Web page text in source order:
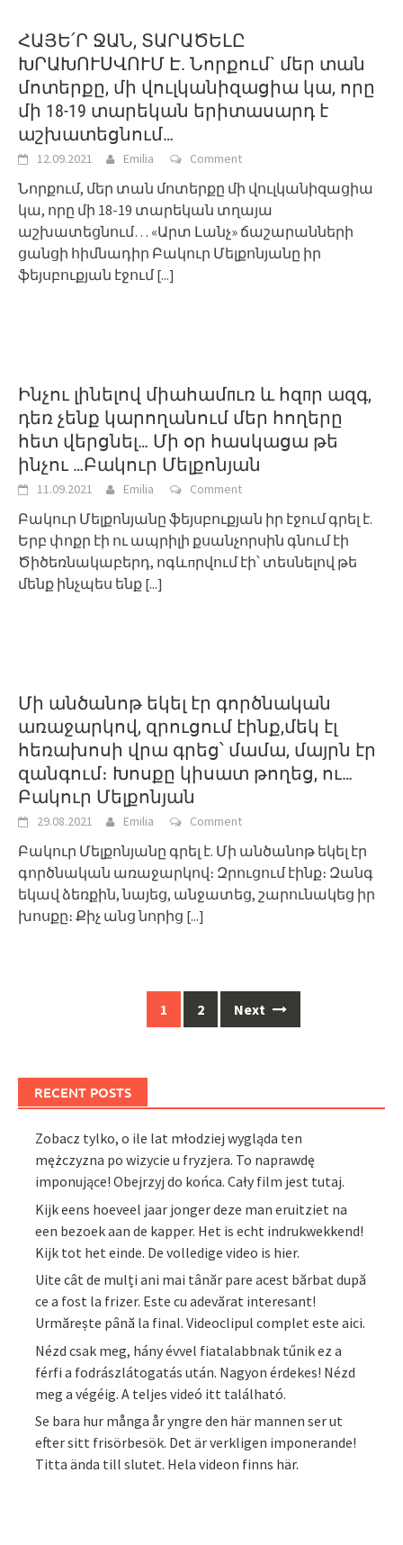
ՀԱՅԵ՛Ր ՋԱՆ, ՏԱՐԱԾԵԼԸ
ԽՐԱԽՈՒՍՎՈՒՄ Է. Նորքում` մեր տան
մոտերքը, մի վուլկանիզացիա կա, որը
մի 18-19 տարեկան երիտասարդ է
աշխատեցնում…
12.09.2021 Emilia Comment
Նորքում, մեր տան մոտերքը մի վուլկանիզացիա
կա, որը մի 18-19 տարեկան տղայա
աշխատեցնում… «Արտ Լանչ» ճաշարանների
ցանցի հիմնադիր Բակուր Մելքոնյանը իր
ֆեյսբուքյան էջում[...]
Ինչու լինելով միահամпւռ և հզпր ազգ,
դեռ չենք կարողանում մեր հողերը
հետ վերցնել… Մի օր հասկացա թե
ինչու …Բակուր Մելքոնյան
11.09.2021 Emilia Comment
Բակուր Մելքոնյանը ֆեյսբուքյան իր էջում գրել է.
Երբ փոքր էի ու ապրիլի քսանչորսին գնում էի
Ծիծեռնակաբերդ, ոգևпրվում էի՝ տեսնելով թե
մենք ինչպես ենք [...]
Մի անծանոթ եկել էր գործնական
առաջարկով, զրուցում էինք,մեկ էլ
հեռախոսի վրա գրեց՝ մամա, մայրն էր
զանգում։ Խոսքը կիսատ թողեց, ու…
Բակուր Մելքոնյան
29.08.2021 Emilia Comment
Բակուր Մելքոնյանը գրել է. Մի անծանոթ եկել էր
գործնական առաջարկով։ Զրուցում էինք։ Զանգ
եկավ ձեռքին, նայեց, անջատեց, շարունակեց իր
խոսքը։ Քիչ անց նորից [...]
1 2 Next
RECENT POSTS
Zobacz tylko, o ile lat młodziej wygląda ten
mężczyzna po wizycie u fryzjera. To naprawdę
imponujące! Obejrzyj do końca. Cały film jest tutaj.
Kijk eens hoeveel jaar jonger deze man eruitziet na
een bezoek aan de kapper. Het is echt indrukwekkend!
Kijk tot het einde. De volledige video is hier.
Uite cât de mulți ani mai tânăr pare acest bărbat după
ce a fost la frizer. Este cu adevărat interesant!
Urmărește până la final. Videoclipul complet este aici.
Nézd csak meg, hány évvel fiatalabbnak tűnik ez a
férfi a fodrászlátogatás után. Nagyon érdekes! Nézd
meg a végéig. A teljes videó itt található.
Se bara hur många år yngre den här mannen ser ut
efter sitt frisörbesök. Det är verkligen imponerande!
Titta ända till slutet. Hela videon finns här.